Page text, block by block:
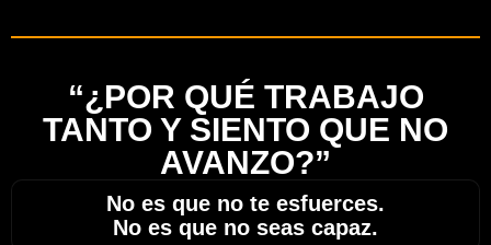
“¿POR QUÉ TRABAJO
TANTO Y SIENTO QUE NO
AVANZO?”
No es que no te esfuerces.
No es que no seas capaz.